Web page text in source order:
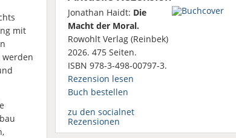
mit
Jonathan Haidt: Die
Macht der Moral.
Rowohlt Verlag (Reinbek)
2026. 475 Seiten.
ISBN 978-3-498-00797-3.
Rezension lesen
Buch bestellen
zu den socialnet
Rezensionen